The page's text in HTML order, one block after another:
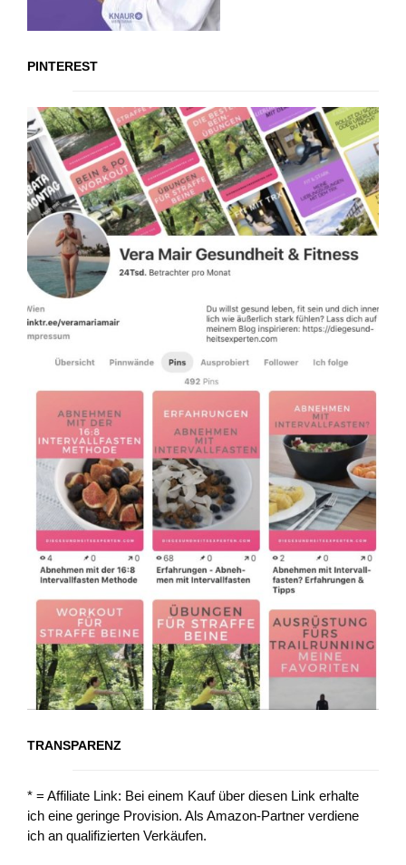
PINTEREST
TRANSPARENZ
* = Affiliate Link: Bei einem Kauf über diesen Link erhalte
ich eine geringe Provision. Als Amazon-Partner verdiene
ich an qualifizierten Verkäufen.